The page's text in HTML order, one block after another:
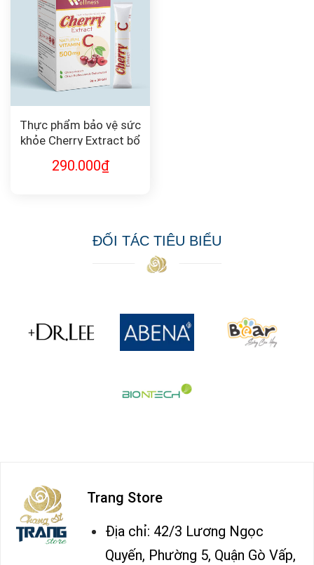
Thực phẩm bảo vệ sức
khỏe Cherry Extract bổ
290.000₫
ĐỐI TÁC TIÊU BIỂU
Trang Store
Địa chỉ: 42/3 Lương Ngọc
Quyến, Phường 5, Quận Gò Vấp,